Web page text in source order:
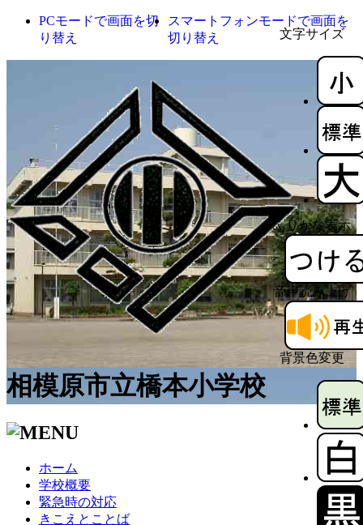
文字サイズ
ふりがな表示
音声読み上げ
背景色変更
PCモードで画面を切
り替え
スマートフォンモードで画面を
切り替え
相模原市立橋本小学校
ホーム
学校概要
緊急時の対応
きこえとことば